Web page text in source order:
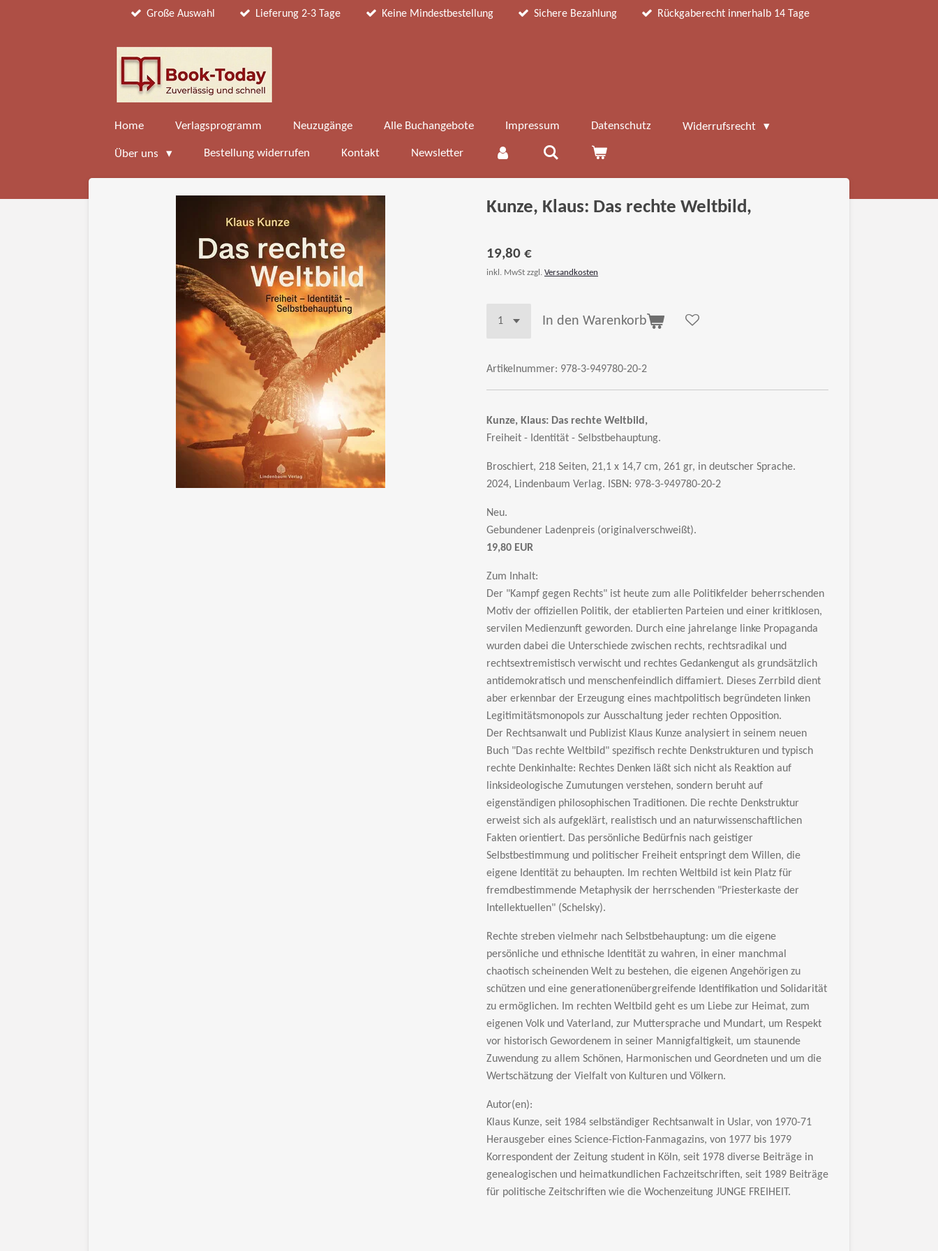
Große Auswahl Lieferung 2-3 Tage Keine Mindestbestellung Sichere Bezahlung Rückgaberecht innerhalb 14 Tage
Home Verlagsprogramm Neuzugänge Alle Buchangebote Impressum Datenschutz Widerrufsrecht
Über uns Bestellung widerrufen Kontakt Newsletter
Kunze, Klaus: Das rechte Weltbild,
19,80 €
inkl. MwSt zzgl. Versandkosten
In den Warenkorb
Artikelnummer: 978-3-949780-20-2
Kunze, Klaus: Das rechte Weltbild,
Freiheit - Identität - Selbstbehauptung.
Broschiert, 218 Seiten, 21,1 x 14,7 cm, 261 gr, in deutscher Sprache.
2024, Lindenbaum Verlag. ISBN: 978-3-949780-20-2
Neu.
Gebundener Ladenpreis (originalverschweißt).
19,80 EUR
Zum Inhalt:
Der "Kampf gegen Rechts" ist heute zum alle Politikfelder beherrschenden
Motiv der offiziellen Politik, der etablierten Parteien und einer kritiklosen,
servilen Medienzunft geworden. Durch eine jahrelange linke Propaganda
wurden dabei die Unterschiede zwischen rechts, rechtsradikal und
rechtsextremistisch verwischt und rechtes Gedankengut als grundsätzlich
antidemokratisch und menschenfeindlich diffamiert. Dieses Zerrbild dient
aber erkennbar der Erzeugung eines machtpolitisch begründeten linken
Legitimitätsmonopols zur Ausschaltung jeder rechten Opposition.
Der Rechtsanwalt und Publizist Klaus Kunze analysiert in seinem neuen
Buch "Das rechte Weltbild" spezifisch rechte Denkstrukturen und typisch
rechte Denkinhalte: Rechtes Denken läßt sich nicht als Reaktion auf
linksideologische Zumutungen verstehen, sondern beruht auf
eigenständigen philosophischen Traditionen. Die rechte Denkstruktur
erweist sich als aufgeklärt, realistisch und an naturwissenschaftlichen
Fakten orientiert. Das persönliche Bedürfnis nach geistiger
Selbstbestimmung und politischer Freiheit entspringt dem Willen, die
eigene Identität zu behaupten. Im rechten Weltbild ist kein Platz für
fremdbestimmende Metaphysik der herrschenden "Priesterkaste der
Intellektuellen" (Schelsky).
Rechte streben vielmehr nach Selbstbehauptung: um die eigene
persönliche und ethnische Identität zu wahren, in einer manchmal
chaotisch scheinenden Welt zu bestehen, die eigenen Angehörigen zu
schützen und eine generationenübergreifende Identifikation und Solidarität
zu ermöglichen. Im rechten Weltbild geht es um Liebe zur Heimat, zum
eigenen Volk und Vaterland, zur Muttersprache und Mundart, um Respekt
vor historisch Gewordenem in seiner Mannigfaltigkeit, um staunende
Zuwendung zu allem Schönen, Harmonischen und Geordneten und um die
Wertschätzung der Vielfalt von Kulturen und Völkern.
Autor(en):
Klaus Kunze, seit 1984 selbständiger Rechtsanwalt in Uslar, von 1970-71
Herausgeber eines Science-Fiction-Fanmagazins, von 1977 bis 1979
Korrespondent der Zeitung student in Köln, seit 1978 diverse Beiträge in
genealogischen und heimatkundlichen Fachzeitschriften, seit 1989 Beiträge
für politische Zeitschriften wie die Wochenzeitung JUNGE FREIHEIT.